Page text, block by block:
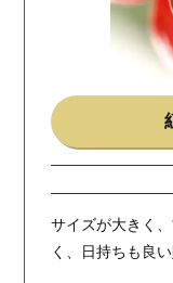
サイズが大きく
く、日持ちも良